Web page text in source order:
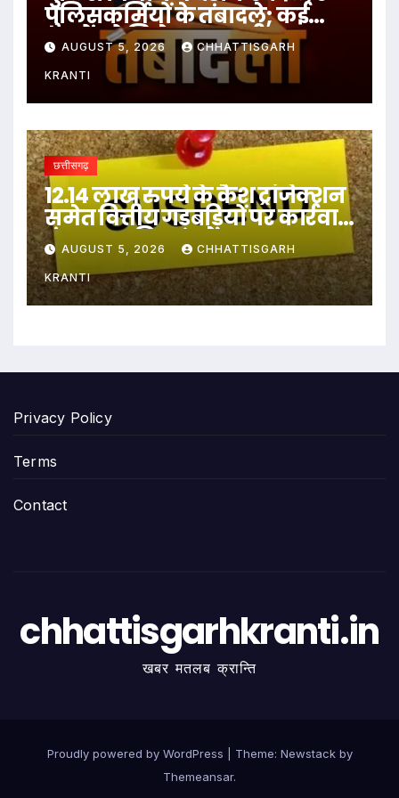
पुलिसकर्मियों के तबादले; कई
थानों को मिले नए प्रभारी
AUGUST 5, 2026 CHHATTISGARH
KRANTI
छत्तीसगढ़
12.14 लाख रुपये के कैश ट्रांजेक्शन
समेत वित्तीय गड़बड़ियों पर कार्रवाई,
पंचायत सचिव सस्पेंड…
AUGUST 5, 2026 CHHATTISGARH
KRANTI
Privacy Policy
Terms
Contact
chhattisgarhkranti.in
खबर मतलब क्रान्ति
Proudly powered by WordPress Theme: Newstackby
Themeansar.